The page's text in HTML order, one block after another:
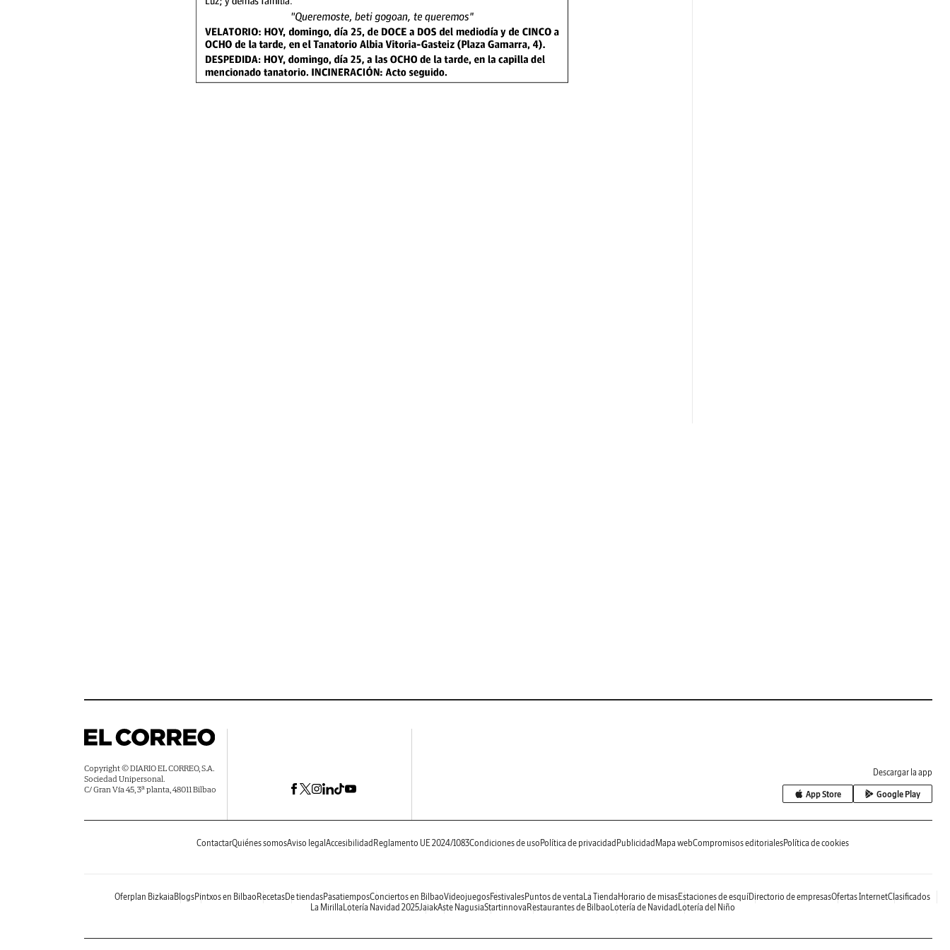
Copyright © DIARIO EL CORREO, S.A.
Sociedad Unipersonal.
C/ Gran Vía 45, 3ª planta, 48011 Bilbao
Descargar la app
App Store Google Play
ContactarQuiénes somosAviso legal Accesibilidad Reglamento UE 2024/1083Condiciones de uso Política de privacidad Publicidad Mapa webCompromisos editorialesPolítica de cookies
Oferplan Bizkaia BlogsPintxos en Bilbao RecetasDe tiendasPasatiemposConciertos en BilbaoVideojuegosFestivalesPuntos de venta La Tienda Horario de misasEstaciones de esquíDirectorio de empresasOfertas InternetClasificados
La Mirilla Lotería Navidad 2025JaiakAste NagusiaStartinnova Restaurantes de Bilbao Lotería de Navidad Lotería del Niño